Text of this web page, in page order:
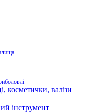
косметички, валізи
інструмент